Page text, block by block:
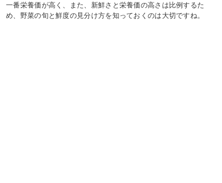
一番栄養価が高く、また、新鮮さと栄養価の高さは比例するた
め、野菜の旬と鮮度の見分け方を知っておくのは大切ですね。